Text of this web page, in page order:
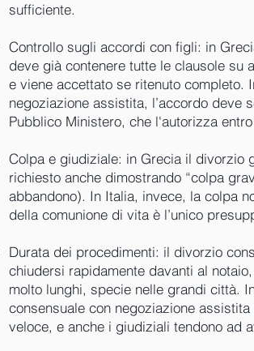
sufficiente.
Controllo sugli accordi con figli: in
deve già contenere tutte le clausole su
e viene accettato se ritenuto completo.
negoziazione assistita, l’accordo deve
Pubblico Ministero, che l'autorizza
Colpa e giudiziale: in Grecia il divorzio
richiesto anche dimostrando “colpa
abbandono). In Italia, invece, la colpa
della comunione di vita è l’unico
Durata dei procedimenti: il divorzio
chiudersi rapidamente davanti al
molto lunghi, specie nelle grandi città.
consensuale con negoziazione
veloce, e anche i giudiziali tendono ad